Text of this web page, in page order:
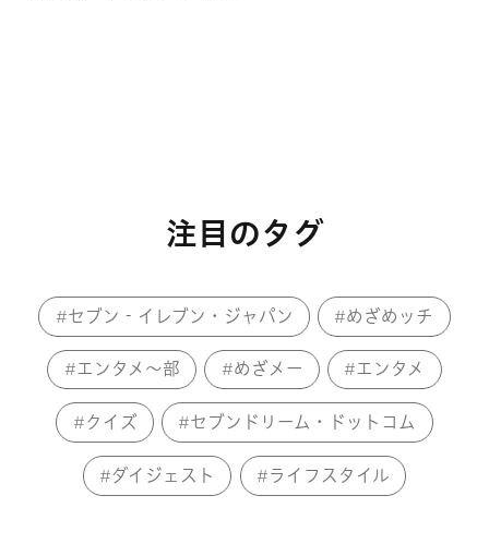
注目のタグ
セブン‐イレブン・ジャパン めざめッチ
エンタメ～部 めざメー エンタメ
クイズ セブンドリーム・ドットコム
ダイジェスト ライフスタイル